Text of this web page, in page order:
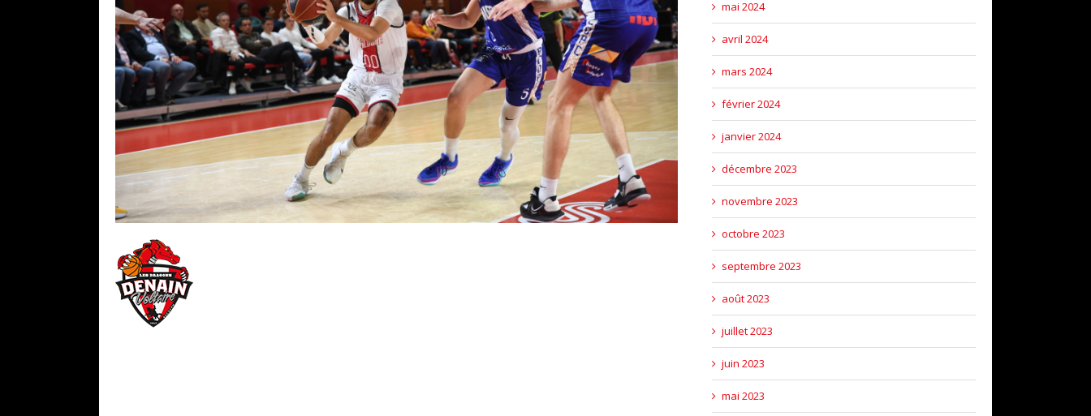
mai 2024
avril 2024
mars 2024
février 2024
janvier 2024
décembre 2023
novembre 2023
octobre 2023
septembre 2023
août 2023
juillet 2023
juin 2023
mai 2023